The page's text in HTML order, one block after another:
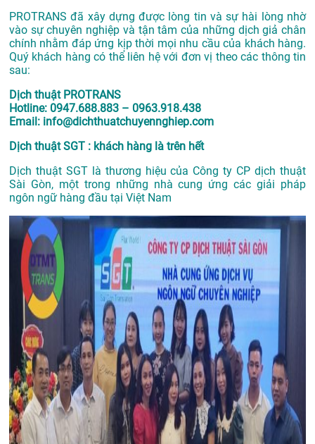
PROTRANS đã xây dựng được lòng tin và sự hài lòng nhờ
vào sự chuyên nghiệp và tận tâm của những dịch giả chân
chính nhằm đáp ứng kịp thời mọi nhu cầu của khách hàng.
Quý khách hàng có thể liên hệ với đơn vị theo các thông tin
sau:
Dịch thuật PROTRANS
Hotline: 0947.688.883 – 0963.918.438
Email: info@dichthuatchuyennghiep.com
Dịch thuật SGT : khách hàng là trên hết
Dịch thuật SGT là thương hiệu của Công ty CP dịch thuật
Sài Gòn, một trong những nhà cung ứng các giải pháp
ngôn ngữ hàng đầu tại Việt Nam